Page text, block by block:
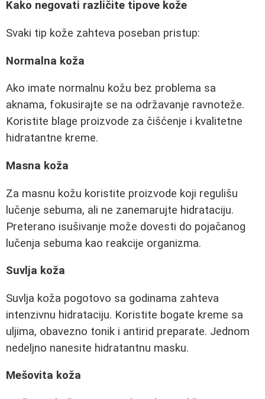
Kako negovati različite tipove kože
Svaki tip kože zahteva poseban pristup:
Normalna koža
Ako imate normalnu kožu bez problema sa
aknama, fokusirajte se na održavanje ravnoteže.
Koristite blage proizvode za čišćenje i kvalitetne
hidratantne kreme.
Masna koža
Za masnu kožu koristite proizvode koji regulišu
lučenje sebuma, ali ne zanemarujte hidrataciju.
Preterano isušivanje može dovesti do pojačanog
lučenja sebuma kao reakcije organizma.
Suvlja koža
Suvlja koža pogotovo sa godinama zahteva
intenzivnu hidrataciju. Koristite bogate kreme sa
uljima, obavezno tonik i antirid preparate. Jednom
nedeljno nanesite hidratantnu masku.
Mešovita koža